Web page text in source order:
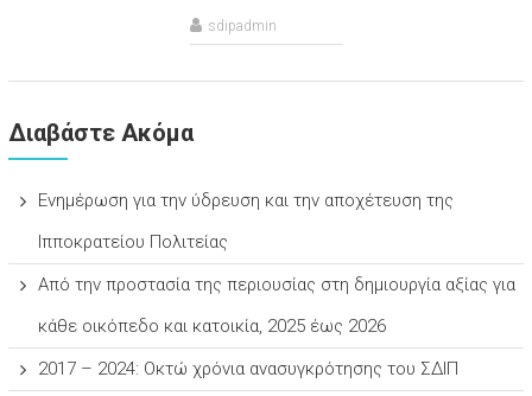
sdipadmin
Διαβάστε Ακόμα
Ενημέρωση για την ύδρευση και την αποχέτευση της
Ιπποκρατείου Πολιτείας
Από την προστασία της περιουσίας στη δημιουργία αξίας για
κάθε οικόπεδο και κατοικία, 2025 έως 2026
2017 – 2024: Οκτώ χρόνια ανασυγκρότησης του ΣΔΙΠ